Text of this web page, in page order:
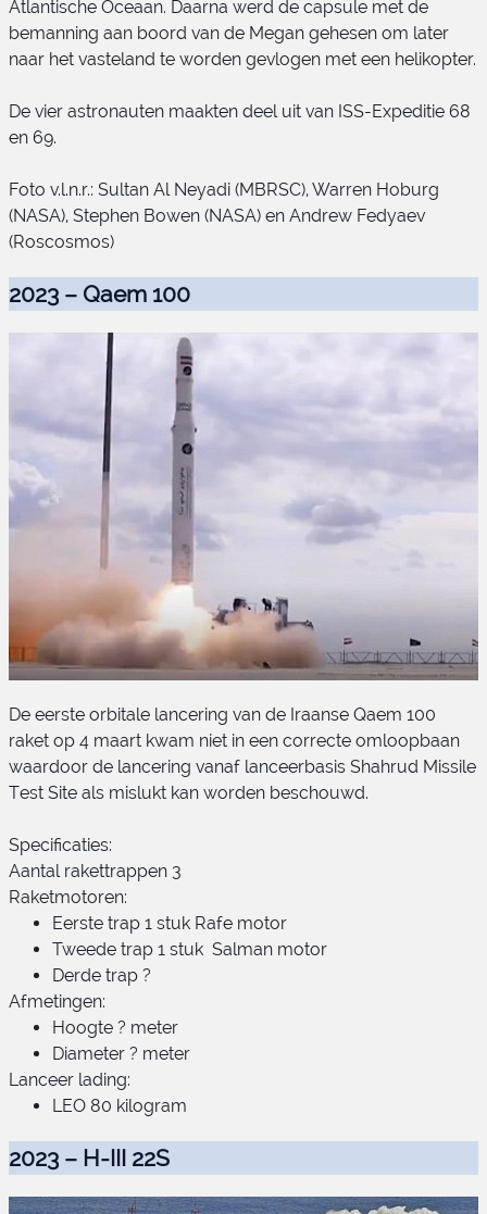
Atlantische Oceaan. Daarna werd de capsule met de
bemanning aan boord van de Megan gehesen om later
naar het vasteland te worden gevlogen met een helikopter.
De vier astronauten maakten deel uit van ISS-Expeditie 68
en 69.
Foto v.l.n.r.: Sultan Al Neyadi (MBRSC), Warren Hoburg
(NASA), Stephen Bowen (NASA) en Andrew Fedyaev
(Roscosmos)
2023 – Qaem 100
Qaem 100 lancering
De eerste orbitale lancering van de Iraanse Qaem 100
raket op 4 maart kwam niet in een correcte omloopbaan
waardoor de lancering vanaf lanceerbasis Shahrud Missile
Test Site als mislukt kan worden beschouwd.
Specificaties:
Aantal rakettrappen 3
Raketmotoren:
Eerste trap 1 stuk Rafe motor
Tweede trap 1 stuk Salman motor
Derde trap ?
Afmetingen:
Hoogte ? meter
Diameter ? meter
Lanceer lading:
LEO 80 kilogram
2023 – H-III 22S